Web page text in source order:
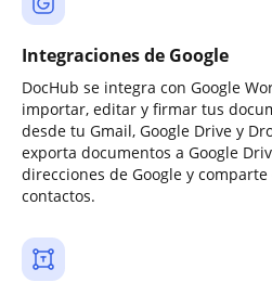
Integraciones de Google
DocHub se integra con Google
importar, editar y firmar tus
desde tu Gmail, Google Drive y
exporta documentos a Google
direcciones de Google y
contactos.